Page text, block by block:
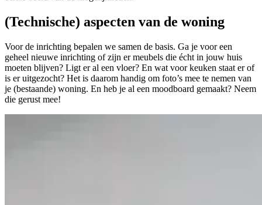
(Technische) aspecten van de woning
Voor de inrichting bepalen we samen de basis. Ga je voor een
geheel nieuwe inrichting of zijn er meubels die écht in jouw huis
moeten blijven? Ligt er al een vloer? En wat voor keuken staat er of
is er uitgezocht? Het is daarom handig om foto’s mee te nemen van
je (bestaande) woning. En heb je al een moodboard gemaakt? Neem
die gerust mee!